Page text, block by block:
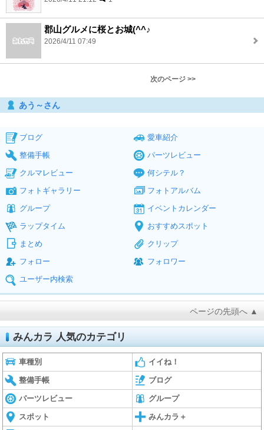
郡山グルメに桜とお城(^^♪
2026/4/11 07:49
次のページ >>
あう～さん
ブログ
愛車紹介
整備手帳
パーツレビュー
クルマレビュー
何シテル？
フォトギャラリー
フォトアルバム
グループ
イベントカレンダー
ラップタイム
おすすめスポット
まとめ
クリップ
フォロー
フォロワー
ユーザー内検索
ページの先頭へ ▲
みんカラ 人気のカテゴリ
車種別 イイね！
整備手帳 ブログ
パーツレビュー グループ
スポット みんカラ＋